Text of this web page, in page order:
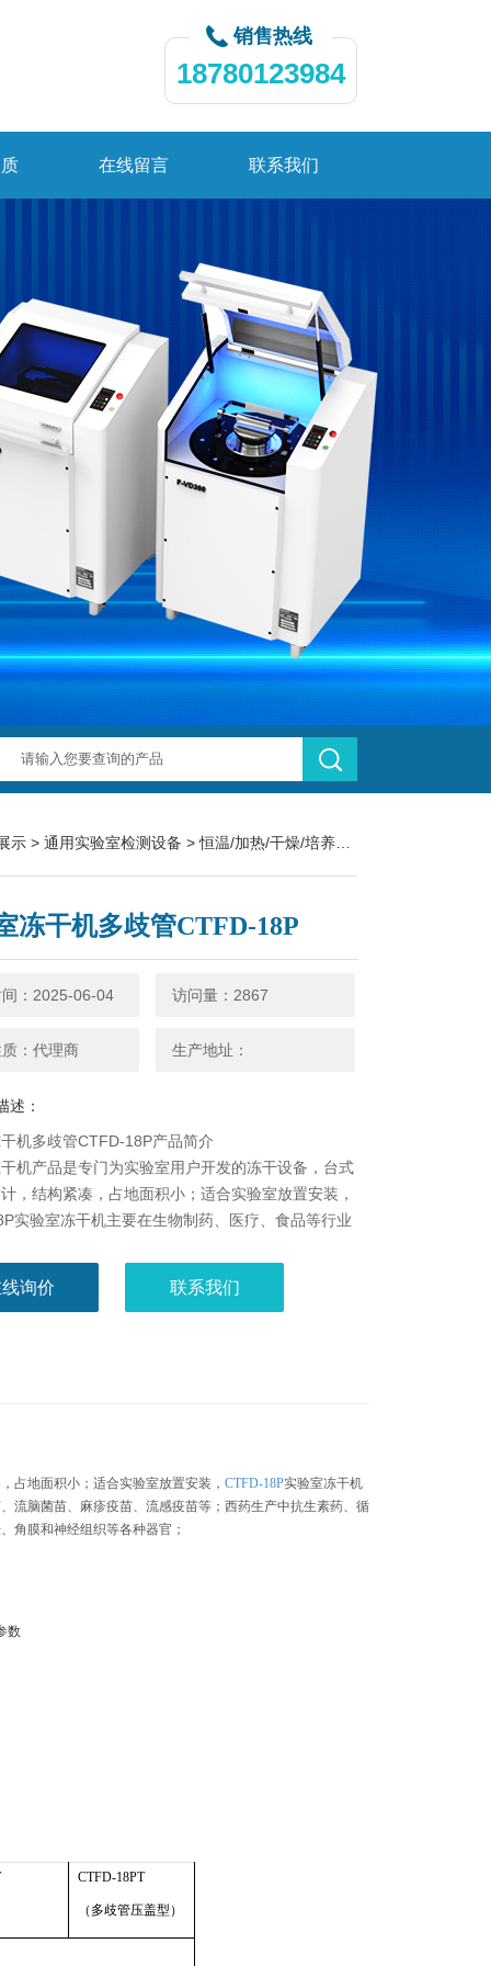
销售热线
18780123984
在线留言 联系我们
示 > 通用实验室检测设备 >恒温/加热/干燥/培养设备
冻干机多歧管CTFD-18P
：2025-06-04 访问量：2867
：代理商 生产地址：
述：
机多歧管CTFD-18P产品简介
机产品是专门为实验室用户开发的冻干设备，台式
，结构紧凑，占地面积小；适合实验室放置安装，
实验室冻干机主要在生物制药、医疗、食品等行业
方面领域可以利用冻干技术长期保存血液、动脉、
询价 联系我们
占地面积小；适合实验室放置安装， CTFD-18P实验室冻干机
流脑菌苗、麻疹疫苗、流感疫苗等；西药生产中抗生素药、循
角膜和神经组织等各种器官；
数
CTFD-18PT
（多歧管压盖型）